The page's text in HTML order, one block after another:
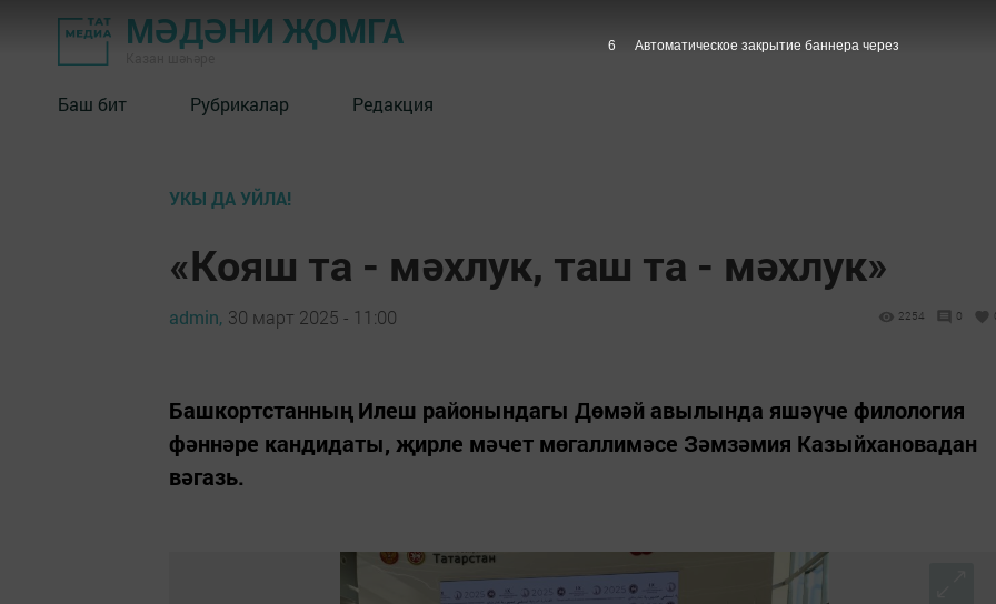
МӘДӘНИ ҖОМГА
Баш бит Рубрикалар Редакция
УКЫ ДА УЙЛА!
«Кояш та - мәхлук, таш та - мәхлук»
admin, 30 март 2025 - 11:00 2254 0
Башкортстанның Илеш районындагы Дөмәй авылында яшәүче филология
фәннәре кандидаты, җирле мәчет мөгаллимәсе Зәмзәмия Казыйхановадан
вәгазь.
5 Автоматическое закрытие баннера через